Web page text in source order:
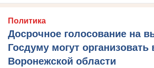
Политика
Досрочное голосование на
Госдуму могут организовать
Воронежской области